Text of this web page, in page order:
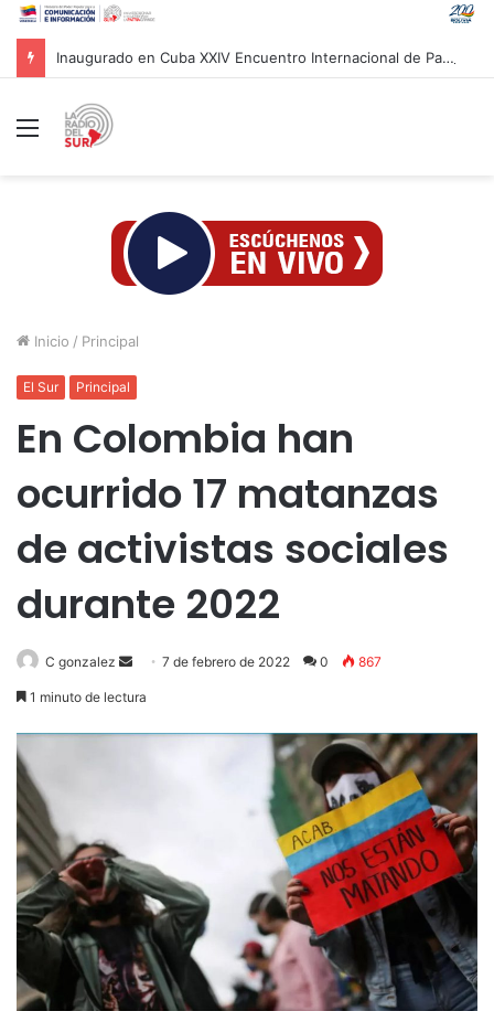
Inaugurado en Cuba XXIV Encuentro Internacional de Partidos Comunistas y Obreros
Menú
Inicio / Principal
El Sur Principal
En Colombia han
ocurrido 17 matanzas
de activistas sociales
durante 2022
C gonzalez
Send7 de febrero de 2022 0 867
1 minuto de lectura